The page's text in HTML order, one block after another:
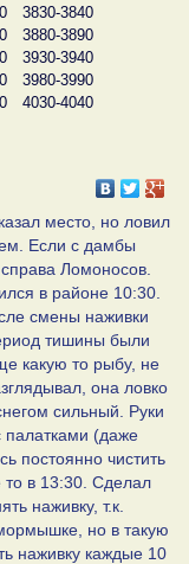
3830-3840
3880-3890
3930-3940
3980-3990
4030-4040
место, но ловил
Если с дамбы
Ломоносов.
в районе 10:30.
смены наживки
тишины были
какую то рыбу, не
она ловко
сильный. Руки
палатками (даже
постоянно чистить
в 13:30. Сделал
наживку, т.к.
но в такую
наживку каждые 10